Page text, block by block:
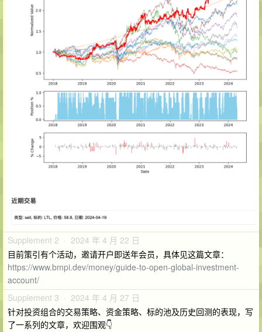
Supplement 2 · 2024 年 4 月 22 日
目前策引有个活动，邀请开户即送年会员，具体见这篇文章：
https://www.bmpi.dev/money/guide-to-open-global-investment-
account/
Supplement 3 · 2024 年 4 月 27 日
针对投资组合的交易策略、资金策略、标的池及历史回测的表现，写
了一系列的文章，欢迎围观👇